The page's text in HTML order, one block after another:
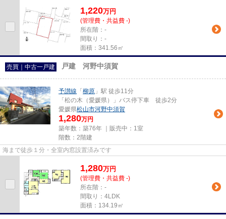
1,220万円
(管理費・共益費 -)
所在階：-
間取り：-
面積：341.56㎡
売買｜中古一戸建 戸建 河野中須賀
予讃線 「 柳原 」駅 徒歩11分
「松の木（愛媛県）」バス停下車 徒歩2分
愛媛県松山市河野中須賀
1,280万円
築年数：築76年 ｜販売中： 1室
階数：2階建
海まで徒歩１分・全室内窓設置済みです
1,280万円
(管理費・共益費 -)
所在階：-
間取り：4LDK
面積：134.19㎡